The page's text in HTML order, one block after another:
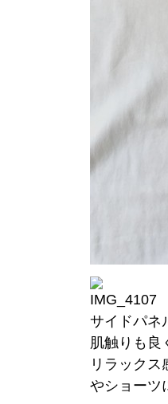
サイドパネ
肌触りも良
リラック
やショー